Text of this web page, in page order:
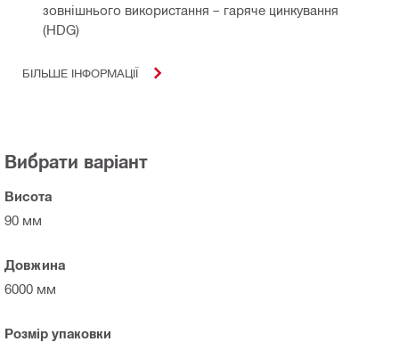
зовнішнього використання – гаряче цинкування
(HDG)
БІЛЬШЕ ІНФОРМАЦІЇ
Вибрати варіант
Висота
90 мм
Довжина
6000 мм
Розмір упаковки